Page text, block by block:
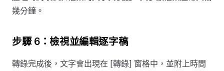
幾分鐘。
步驟 6：檢視並編輯逐字稿
轉錄完成後，文字會出現在 [轉錄] 窗格中，並附上時間